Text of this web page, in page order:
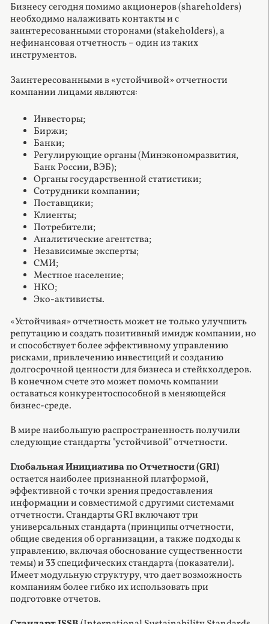
Бизнесу сегодня помимо акционеров (shareholders)
необходимо налаживать контакты и с
заинтересованными сторонами (stakeholders), а
нефинансовая отчетность – один из таких
инструментов.
Заинтересованными в «устойчивой» отчетности
компании лицами являются:
Инвесторы;
Биржи;
Банки;
Регулирующие органы (Минэкономразвития,
Банк России, ВЭБ);
Органы государственной статистики;
Сотрудники компании;
Поставщики;
Клиенты;
Потребители;
Аналитические агентства;
Независимые эксперты;
СМИ;
Местное население;
НКО;
Эко-активисты.
«Устойчивая» отчетность может не только улучшить
репутацию и создать позитивный имидж компании, но
и способствует более эффективному управлению
рисками, привлечению инвестиций и созданию
долгосрочной ценности для бизнеса и стейкхолдеров.
В конечном счете это может помочь компании
оставаться конкурентоспособной в меняющейся
бизнес-среде.
В мире наибольшую распространенность получили
следующие стандарты "устойчивой" отчетности.
Глобальная Инициатива по Отчетности (GRI)
остается наиболее признанной платформой,
эффективной с точки зрения предоставления
информации и совместимой с другими системами
отчетности. Стандарты GRI включают три
универсальных стандарта (принципы отчетности,
общие сведения об организации, а также подходы к
управлению, включая обоснование существенности
темы) и 33 специфических стандарта (показатели).
Имеет модульную структуру, что дает возможность
компаниям более гибко их использовать при
подготовке отчетов.